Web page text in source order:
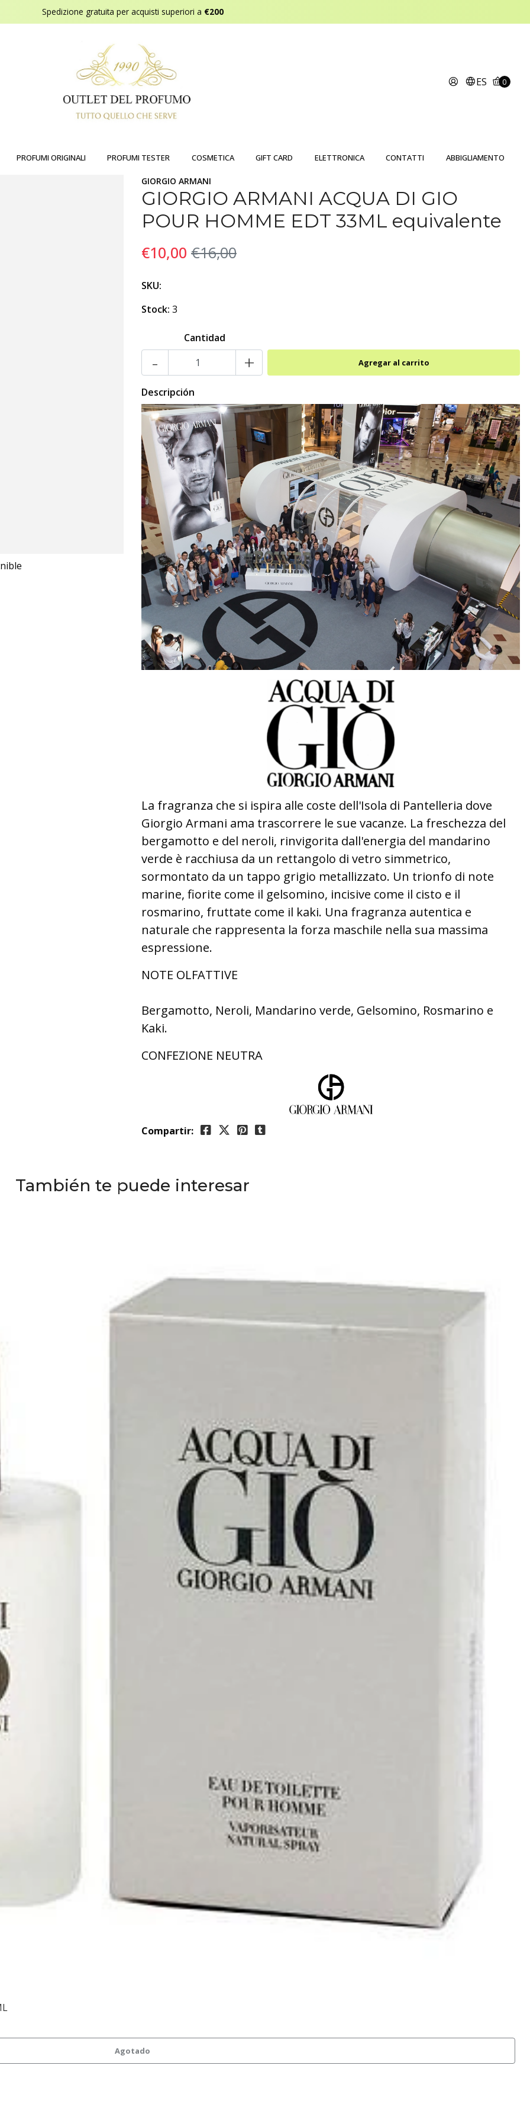
Spedizione gratuita per acquisti superiori a €200
ES 0
PROFUMI ORIGINALI PROFUMI TESTER COSMETICA GIFT CARD ELETTRONICA CONTATTI ABBIGLIAMENTO
GIORGIO ARMANI
GIORGIO ARMANI ACQUA DI GIO
POUR HOMME EDT 33ML equivalente
€10,00 €16,00
SKU:
Stock: 3
Cantidad
- +
Descripción
La fragranza che si ispira alle coste dell'Isola di Pantelleria dove
Giorgio Armani ama trascorrere le sue vacanze. La freschezza del
bergamotto e del neroli, rinvigorita dall'energia del mandarino
verde è racchiusa da un rettangolo di vetro simmetrico,
sormontato da un tappo grigio metallizzato. Un trionfo di note
marine, fiorite come il gelsomino, incisive come il cisto e il
rosmarino, fruttate come il kaki. Una fragranza autentica e
naturale che rappresenta la forza maschile nella sua massima
espressione.
NOTE OLFATTIVE
Bergamotto, Neroli, Mandarino verde, Gelsomino, Rosmarino e
Kaki.
CONFEZIONE NEUTRA
Compartir:
También te puede interesar
Agotado